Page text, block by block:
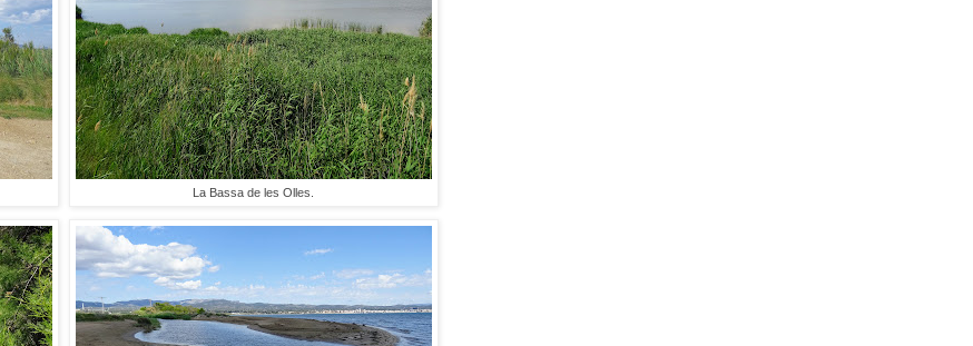
La Bassa de les Olles.